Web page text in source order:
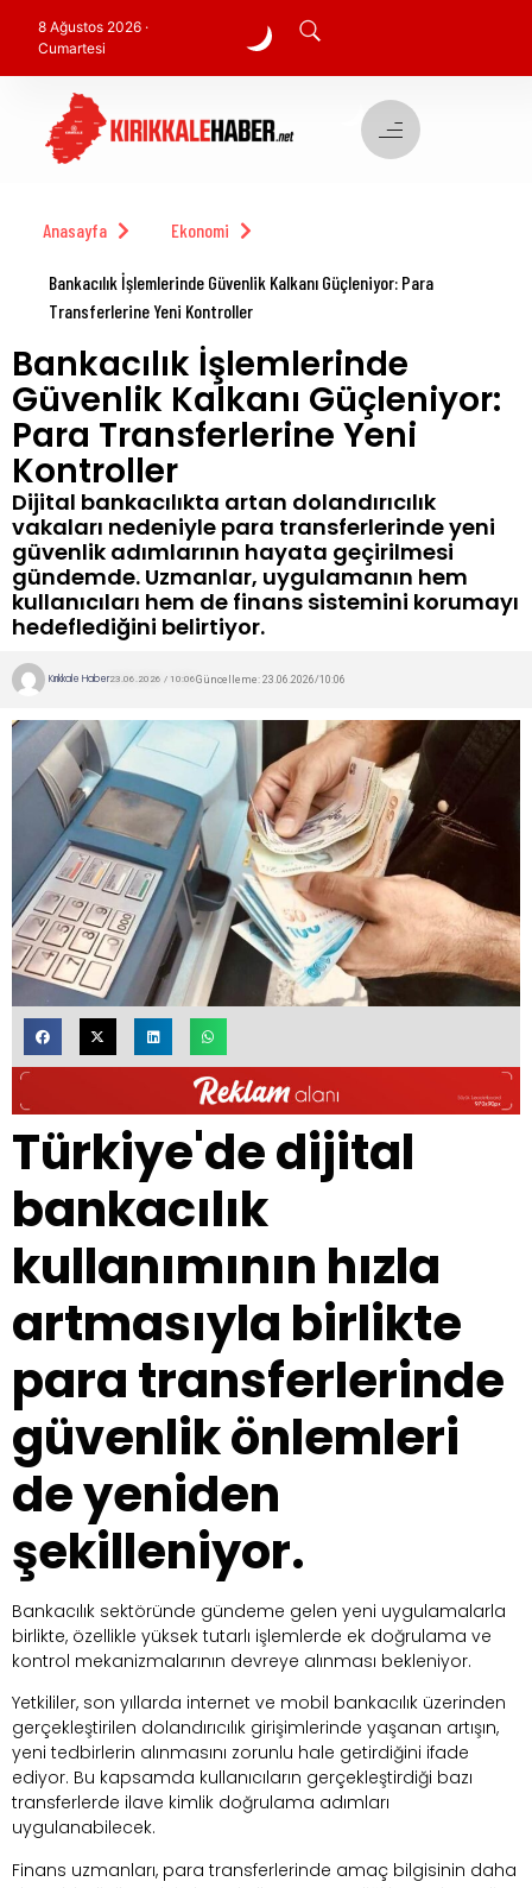
8 Ağustos 2026 ·
Cumartesi
Anasayfa Ekonomi
Bankacılık İşlemlerinde Güvenlik Kalkanı Güçleniyor: Para
Transferlerine Yeni Kontroller
Bankacılık İşlemlerinde
Güvenlik Kalkanı Güçleniyor:
Para Transferlerine Yeni
Kontroller
Dijital bankacılıkta artan dolandırıcılık
vakaları nedeniyle para transferlerinde yeni
güvenlik adımlarının hayata geçirilmesi
gündemde. Uzmanlar, uygulamanın hem
kullanıcıları hem de finans sistemini korumayı
hedeflediğini belirtiyor.
Kırıkkale Haber23.06.2026 / 10:06Güncelleme: 23.06.2026/10:06
Türkiye'de dijital
bankacılık
kullanımının hızla
artmasıyla birlikte
para transferlerinde
güvenlik önlemleri
de yeniden
şekilleniyor.
Bankacılık sektöründe gündeme gelen yeni uygulamalarla
birlikte, özellikle yüksek tutarlı işlemlerde ek doğrulama ve
kontrol mekanizmalarının devreye alınması bekleniyor.
Yetkililer, son yıllarda internet ve mobil bankacılık üzerinden
gerçekleştirilen dolandırıcılık girişimlerinde yaşanan artışın,
yeni tedbirlerin alınmasını zorunlu hale getirdiğini ifade
ediyor. Bu kapsamda kullanıcıların gerçekleştirdiği bazı
transferlerde ilave kimlik doğrulama adımları
uygulanabilecek.
Finans uzmanları, para transferlerinde amaç bilgisinin daha